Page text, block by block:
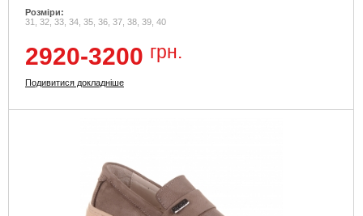
Розміри:
31, 32, 33, 34, 35, 36, 37, 38, 39, 40
2920-3200 грн.
Подивитися докладніше